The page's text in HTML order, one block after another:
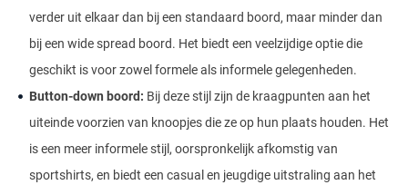
verder uit elkaar dan bij een standaard boord, maar minder dan
bij een wide spread boord. Het biedt een veelzijdige optie die
geschikt is voor zowel formele als informele gelegenheden.
Button-down boord: Bij deze stijl zijn de kraagpunten aan het
uiteinde voorzien van knoopjes die ze op hun plaats houden. Het
is een meer informele stijl, oorspronkelijk afkomstig van
sportshirts, en biedt een casual en jeugdige uitstraling aan het